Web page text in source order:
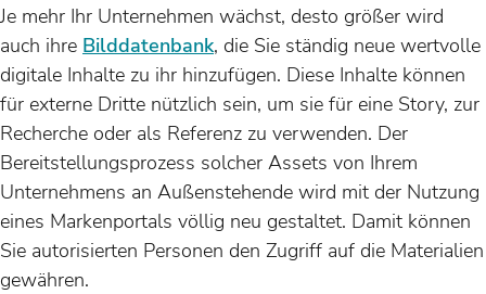
Je mehr Ihr Unternehmen wächst, desto größer wird
auch ihre Bilddatenbank, die Sie ständig neue wertvolle
digitale Inhalte zu ihr hinzufügen. Diese Inhalte können
für externe Dritte nützlich sein, um sie für eine Story, zur
Recherche oder als Referenz zu verwenden. Der
Bereitstellungsprozess solcher Assets von Ihrem
Unternehmens an Außenstehende wird mit der Nutzung
eines Markenportals völlig neu gestaltet. Damit können
Sie autorisierten Personen den Zugriff auf die Materialien
gewähren.